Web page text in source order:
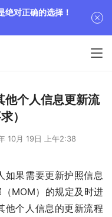
他个人信息更新流
）
10月 19日 上午2:38
如果需要更新护照信息
MOM）的规定及时进
他个人信息的更新流程
绝对正确的选择！